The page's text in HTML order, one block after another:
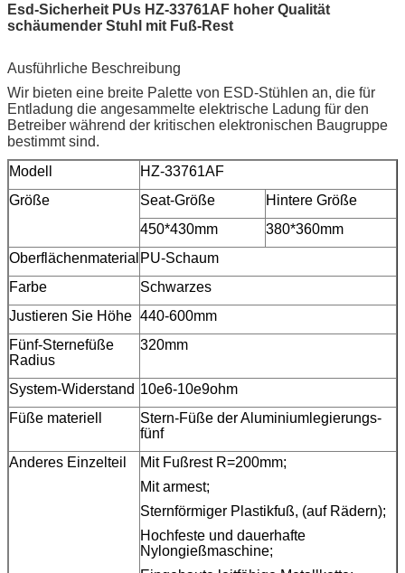
Esd-Sicherheit PUs HZ-33761AF hoher Qualität
schäumender Stuhl mit Fuß-Rest
Ausführliche Beschreibung
Wir bieten eine breite Palette von ESD-Stühlen an, die für
Entladung die angesammelte elektrische Ladung für den
Betreiber während der kritischen elektronischen Baugruppe
bestimmt sind.
Modell
HZ-33761AF
Größe
Seat-Größe
Hintere Größe
450*430mm
380*360mm
Oberflächenmaterial PU-Schaum
Farbe
Schwarzes
Justieren Sie Höhe 440-600mm
Fünf-Sternefüße
Radius
320mm
System-Widerstand 10e6-10e9ohm
Füße materiell
Stern-Füße der Aluminiumlegierungs-
fünf
Anderes Einzelteil
Mit Fußrest R=200mm;
Mit armest;
Sternförmiger Plastikfuß, (auf Rädern);
Hochfeste und dauerhafte
Nylongießmaschine;